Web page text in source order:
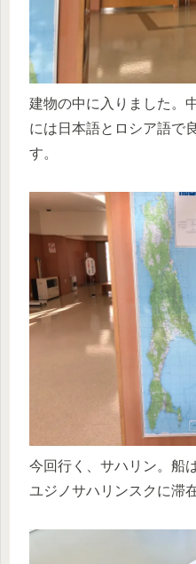
建物の中に入りました。
には日本語とロシア語で
す。
今回行く、サハリン。船
ユジノサハリンスクに滞